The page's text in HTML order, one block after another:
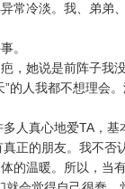
常冷淡。我、弟弟
。
，她说是前阵子我
人我都不想理会。
人真心地爱TA，
正的朋友。我不否
的温暖。所以，当